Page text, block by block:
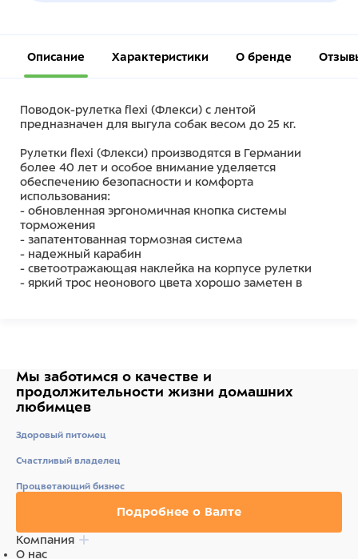
Описание Характеристики О бренде
Поводок-рулетка flexi (Флекси) с лентой
предназначен для выгула собак весом до 25 кг.
Рулетки flexi (Флекси) производятся в Германии
более 40 лет и особое внимание уделяется
обеспечению безопасности и комфорта
использования:
- обновленная эргономичная кнопка системы
торможения
- запатентованная тормозная система
- надежный карабин
- светоотражающая наклейка на корпусе рулетки
- яркий трос неонового цвета хорошо заметен в
длины — дополнительное удобство, помогающее
контролировать поведение животного.
Корпус рулетки выполнен из ударопрочного пластика.
еще большую радость от моментов, проведенных с
любимцем.
Длина 5 м, цвет неоновый голубой
ударопрочный пластик
Мы заботимся о качестве и
продолжительности жизни домашних
любимцев
Здоровый питомец
Счастливый владелец
Процветающий бизнес
Подробнее о Валте
Компания
О нас